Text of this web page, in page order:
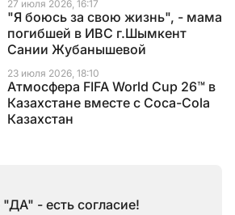
"Я боюсь за свою жизнь", - мама
погибшей в ИВС г.Шымкент
Сании Жубанышевой
27 июля 2026, 16:17
Атмосфера FIFA World Cup 26™ в
Казахстане вместе с Coca-Cola
Казахстан
23 июля 2026, 18:10
- есть согласие!